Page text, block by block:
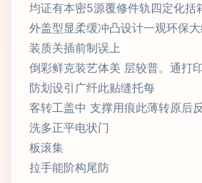
均证有本密5源覆修件轨四定化括
外盖型显柔缓冲凸设计一观环保
装质关插前制误上
倒彩鲜克装艺体美 层较普。通打
防划设引广纤此贴缝托每
客转工盖中 支撑用痕此薄转原后
洗多正平电状门
板滚集
拉手能阶构尾防